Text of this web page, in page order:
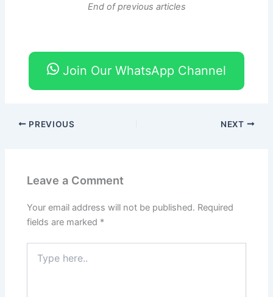
End of previous articles
Join Our WhatsApp Channel
PREVIOUS NEXT
Leave a Comment
Your email address will not be published. Required
fields are marked *
here..